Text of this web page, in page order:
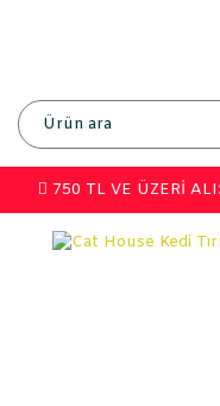
750 TL VE ÜZERİ